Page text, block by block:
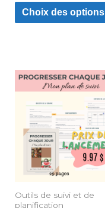
Choix des options
Outils de suivi et de
planification
Plage
de
9.97$
à
59.00$